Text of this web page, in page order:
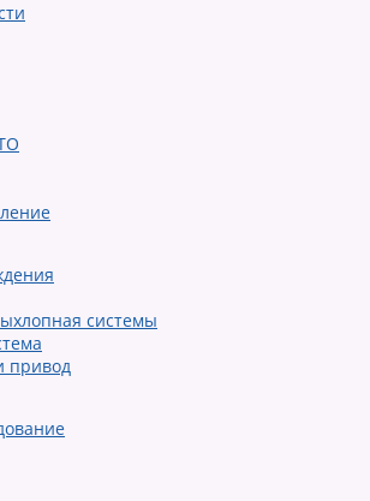
системы
привод